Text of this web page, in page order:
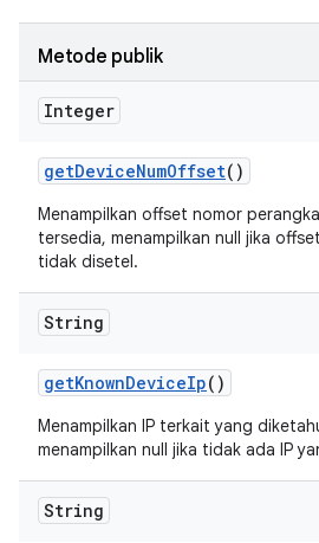
Metode publik
Integer
getDeviceNumOffset()
Menampilkan offset nomor
tersedia, menampilkan null jika
tidak disetel.
String
getKnownDeviceIp()
Menampilkan IP terkait yang
menampilkan null jika tidak ada IP
String